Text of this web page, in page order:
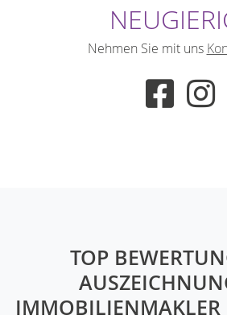
Nehmen Sie mit uns
TOP